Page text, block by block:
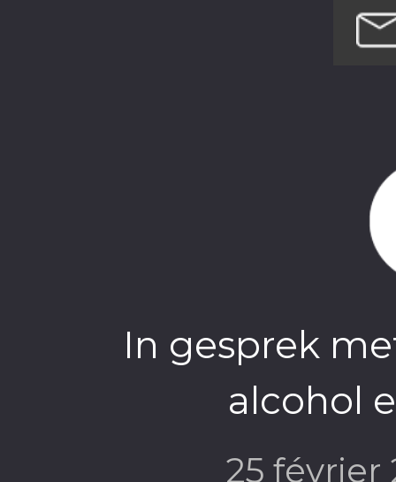
Enfants et famille
Religion et
Science
In gesprek
alcohol
25